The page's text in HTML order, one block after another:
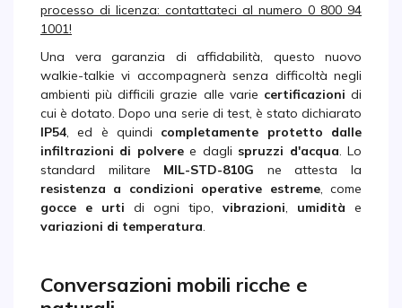
processo di licenza: contattateci al numero 0 800 94
1001!
Una vera garanzia di affidabilità, questo nuovo
walkie-talkie vi accompagnerà senza difficoltà negli
ambienti più difficili grazie alle varie certificazioni di
cui è dotato. Dopo una serie di test, è stato dichiarato
IP54 , ed è quindi completamente protetto dalle
infiltrazioni di polveree dagli spruzzi d'acqua . Lo
standard militare MIL-STD-810G ne attesta la
resistenza a condizioni operative estreme, come
gocce e urti di ogni tipo, vibrazioni umidità e
variazioni di temperatura
Conversazioni mobili ricche e